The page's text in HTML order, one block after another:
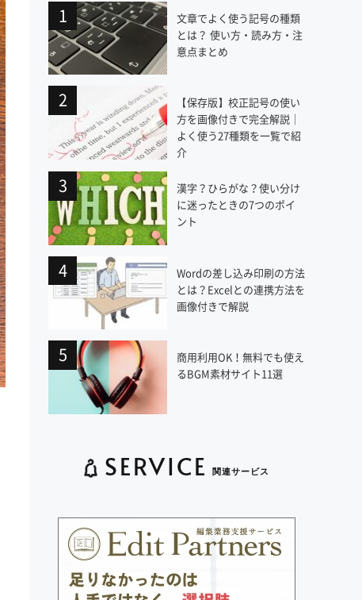
文章でよく使う記号の種類
とは？ 使い方・読み方・注
意点まとめ
【保存版】校正記号の使い
方を画像付きで完全解説｜
よく使う27種類を一覧で紹
介
漢字？ひらがな？使い分け
に迷ったときの7つのポイ
ント
Wordの差し込み印刷の方法
とは？Excelとの連携方法を
画像付きで解説
商用利用OK！無料でも使え
るBGM素材サイト11選
SERVICE 関連サービス